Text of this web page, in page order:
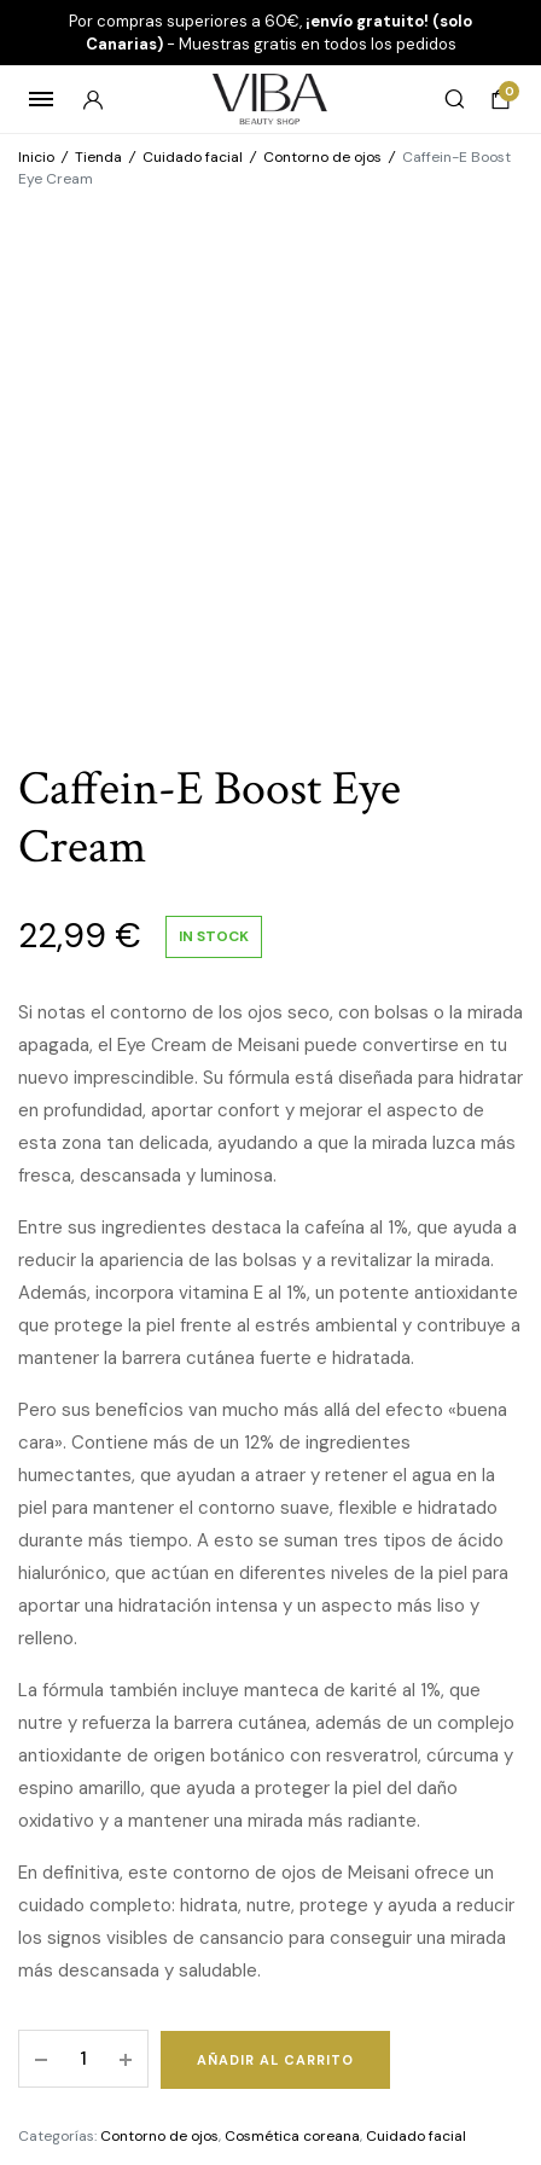
Por compras superiores a 60€, ¡envío gratuito! (solo
Canarias)- Muestras gratis en todos los pedidos
0
Inicio / Tienda / Cuidado facial / Contorno de ojos / Caffein-E Boost
Eye Cream
Caffein-E Boost Eye
Cream
22,99 € IN STOCK
Si notas el contorno de los ojos seco, con bolsas o la mirada
apagada, el Eye Cream de Meisani puede convertirse en tu
nuevo imprescindible. Su fórmula está diseñada para hidratar
en profundidad, aportar confort y mejorar el aspecto de
esta zona tan delicada, ayudando a que la mirada luzca más
fresca, descansada y luminosa.
Entre sus ingredientes destaca la cafeína al 1%, que ayuda a
reducir la apariencia de las bolsas y a revitalizar la mirada.
Además, incorpora vitamina E al 1%, un potente antioxidante
que protege la piel frente al estrés ambiental y contribuye a
mantener la barrera cutánea fuerte e hidratada.
Pero sus beneficios van mucho más allá del efecto «buena
cara». Contiene más de un 12% de ingredientes
humectantes, que ayudan a atraer y retener el agua en la
piel para mantener el contorno suave, flexible e hidratado
durante más tiempo. A esto se suman tres tipos de ácido
hialurónico, que actúan en diferentes niveles de la piel para
aportar una hidratación intensa y un aspecto más liso y
relleno.
La fórmula también incluye manteca de karité al 1%, que
nutre y refuerza la barrera cutánea, además de un complejo
antioxidante de origen botánico con resveratrol, cúrcuma y
espino amarillo, que ayuda a proteger la piel del daño
oxidativo y a mantener una mirada más radiante.
En definitiva, este contorno de ojos de Meisani ofrece un
cuidado completo: hidrata, nutre, protege y ayuda a reducir
los signos visibles de cansancio para conseguir una mirada
más descansada y saludable.
Eye
AÑADIR AL CARRITO
Categorías: Contorno de ojos, Cosmética coreana, Cuidado facial